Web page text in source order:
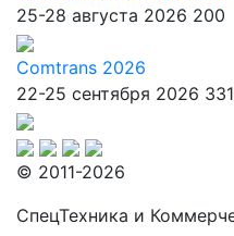
25-28 августа 2026 200
Comtrans 2026
22-25 сентября 2026 331
© 2011-2026
СпецТехника и